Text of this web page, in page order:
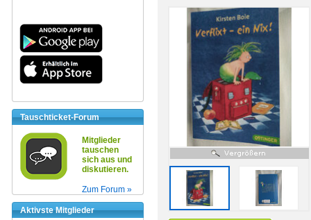
Tauschticket-Forum
Mitglieder
tauschen
sich aus und
diskutieren.
Zum Forum »
Aktivste Mitglieder